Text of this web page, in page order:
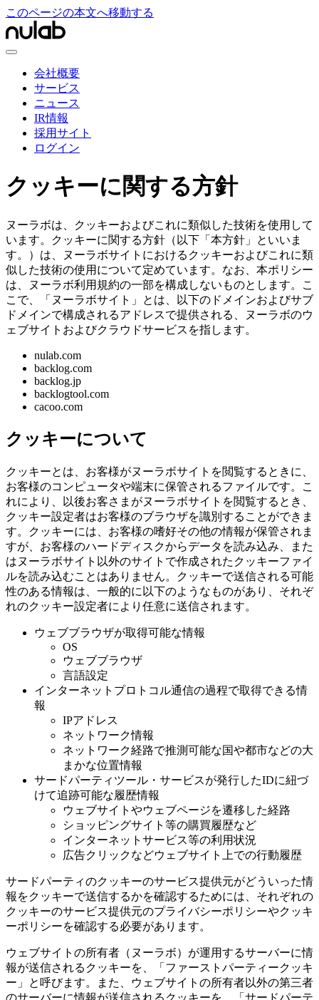
このページの本文へ移動する
会社概要
サービス
ニュース
IR情報
採用サイト
ログイン
クッキーに関する方針
ヌーラボは、クッキーおよびこれに類似した技術を使用して
います。クッキーに関する方針（以下「本方針」といいま
す。）は、ヌーラボサイトにおけるクッキーおよびこれに類
似した技術の使用について定めています。なお、本ポリシー
は、ヌーラボ利用規約の一部を構成しないものとします。こ
こで、「ヌーラボサイト」とは、以下のドメインおよびサブ
ドメインで構成されるアドレスで提供される、ヌーラボのウ
ェブサイトおよびクラウドサービスを指します。
nulab.com
backlog.com
backlog.jp
backlogtool.com
cacoo.com
クッキーについて
クッキーとは、お客様がヌーラボサイトを閲覧するときに、
お客様のコンピュータや端末に保管されるファイルです。こ
れにより、以後お客さまがヌーラボサイトを閲覧するとき、
クッキー設定者はお客様のブラウザを識別することができま
す。クッキーには、お客様の嗜好その他の情報が保管されま
すが、お客様のハードディスクからデータを読み込み、また
はヌーラボサイト以外のサイトで作成されたクッキーファイ
ルを読み込むことはありません。
クッキーで送信される可能
性のある情報は、一般的に以下のようなものがあり、それぞ
れのクッキー設定者により任意に送信されます。
ウェブブラウザが取得可能な情報
OS
ウェブブラウザ
言語設定
インターネットプロトコル通信の過程で取得できる情
報
IPアドレス
ネットワーク情報
ネットワーク経路で推測可能な国や都市などの大
まかな位置情報
サードパーティツール・サービスが発行したIDに紐づ
けて追跡可能な履歴情報
ウェブサイトやウェブページを遷移した経路
ショッピングサイト等の購買履歴など
インターネットサービス等の利用状況
広告クリックなどウェブサイト上での行動履歴
サードパーティのクッキーのサービス提供元がどういった情
報をクッキーで送信するかを確認するためには、それぞれの
クッキーのサービス提供元のプライバシーポリシーやクッキ
ーポリシーを確認する必要があります。
ウェブサイトの所有者（ヌーラボ）が運用するサーバーに情
報が送信されるクッキーを、「ファーストパーティークッキ
ー」と呼びます。また、ウェブサイトの所有者以外の第三者
のサーバーに情報が送信されるクッキーを、「サードパーテ